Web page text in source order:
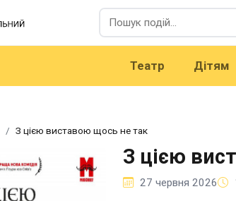
Театр Дітям
З цією виставою щось не так
З цією
27 червня 2026